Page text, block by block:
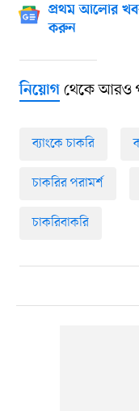
প্রথম আলোর
করুন
নিয়োগথেকে আরও
ব্যাংকে চাকরি
চাকরির পরামর্শ
চাকরিবাকরি